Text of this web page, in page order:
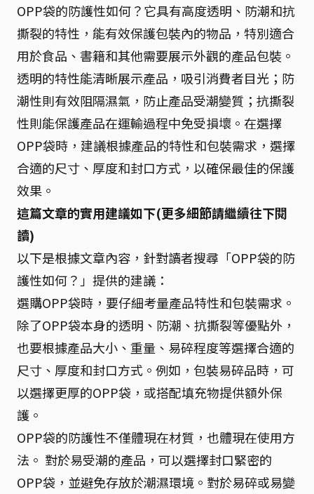
OPP袋的防護性如何？它具有高度透明、防潮和抗
撕裂的特性，能有效保護包裝內的物品，特別適合
用於食品、書籍和其他需要展示外觀的產品包裝。
透明的特性能清晰展示產品，吸引消費者目光；防
潮性則有效阻隔濕氣，防止產品受潮變質；抗撕裂
性則能保護產品在運輸過程中免受損壞。在選擇
OPP袋時，建議根據產品的特性和包裝需求，選擇
合適的尺寸、厚度和封口方式，以確保最佳的保護
效果。
這篇文章的實用建議如下(更多細節請繼續往下閱
讀)
以下是根據文章內容，針對讀者搜尋「OPP袋的防
護性如何？」提供的建議：
選購OPP袋時，要仔細考量產品特性和包裝需求。
除了OPP袋本身的透明、防潮、抗撕裂等優點外，
也要根據產品大小、重量、易碎程度等選擇合適的
尺寸、厚度和封口方式。例如，包裝易碎品時，可
以選擇更厚的OPP袋，或搭配填充物提供額外保
護。
OPP袋的防護性不僅體現在材質，也體現在使用方
法。 對於易受潮的產品，可以選擇封口緊密的
OPP袋，並避免存放於潮濕環境。對於易碎或易變